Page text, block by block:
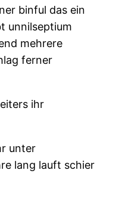
binful das ein
unnilseptium
mehrere
ferner
ihr
unter
lang lauft schier